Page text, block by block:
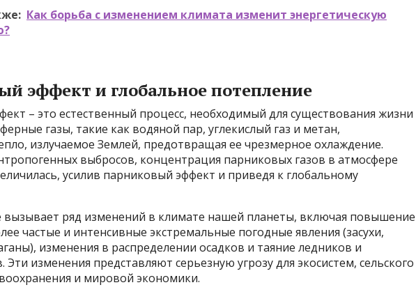
Как борьба с изменением климата изменит энергетическую
эффект и глобальное потепление
– это естественный процесс, необходимый для существования жизни
газы, такие как водяной пар, углекислый газ и метан,
излучаемое Землей, предотвращая ее чрезмерное охлаждение.
выбросов, концентрация парниковых газов в атмосфере
усилив парниковый эффект и приведя к глобальному
вызывает ряд изменений в климате нашей планеты, включая повышение
частые и интенсивные экстремальные погодные явления (засухи,
изменения в распределении осадков и таяние ледников и
Эти изменения представляют серьезную угрозу для экосистем, сельского
и мировой экономики.